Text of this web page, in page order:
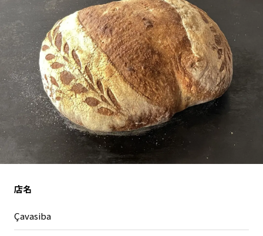
北摂エリア
堺・泉州エリア
河内エリア
兵庫エリア
奈良エリア
和歌山エリア
鳥取エリア
島根エリア
岡山エリア
広島エリア
山口エリア
徳島エリア
香川エリア
愛媛エリア
高知エリア
福岡エリア
佐賀エリア
長崎エリア
熊本エリア
大分エリア
宮崎エリア
店名
Çavasiba